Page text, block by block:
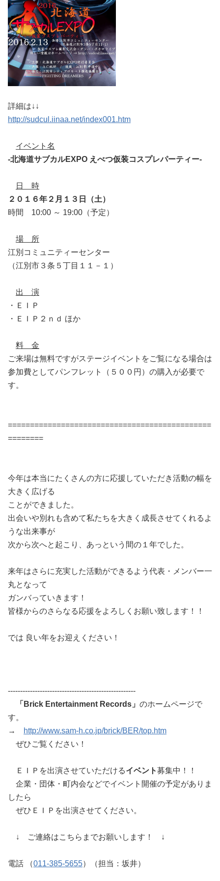
詳細は↓↓
http://sudcul.iinaa.net/index001.htm
イベント名
-北海道サブカルEXPO えべつ仮装コスプレパーティー-
日 時
２０１６年２月１３日（土）
時間 10:00 ～ 19:00（予定）
場 所
江別コミュニティーセンター
（江別市３条５丁目１１－１）
出 演
・ＥＩＰ
・ＥＩＰ２ｎｄ ほか
料 金
ご来場は無料ですがステージイベントをご覧になる場合は
参加費としてパンフレット（５００円）の購入が必要で
す。
==============================================
========
今年は本当にたくさんの方に応援していただき活動の幅を
大きく広げる
ことができました。
出会いや別れも含めて私たちを大きく成長させてくれるよ
うな出来事が
次から次へと起こり、あっという間の１年でした。
来年はさらに充実した活動ができるよう代表・メンバー一
丸となって
ガンバっていきます！
皆様からのさらなる応援をよろしくお願い致します！！
では 良い年をお迎えください！
----------------------------------------------------
「Brick Entertainment Records」 のホームページで
す。
→
http://www.sam-h.co.jp/brick/BER/top.htm
ぜひご覧ください！
ＥＩＰを出演させていただけるイベント募集中！！
企業・団体・町内会などでイベント開催の予定がありま
したら
ぜひＥＩＰを出演させてください。
↓ ご連絡はこちらまでお願いします！ ↓
電話 （011-385-5655）（担当：坂井）